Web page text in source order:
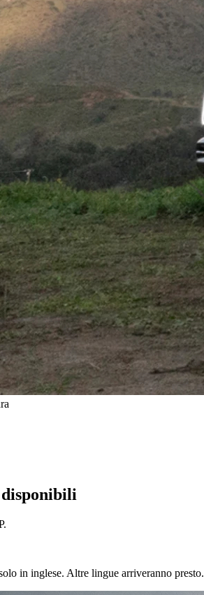
in inglese. Altre lingue arriveranno presto.